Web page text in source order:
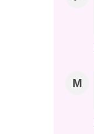
M